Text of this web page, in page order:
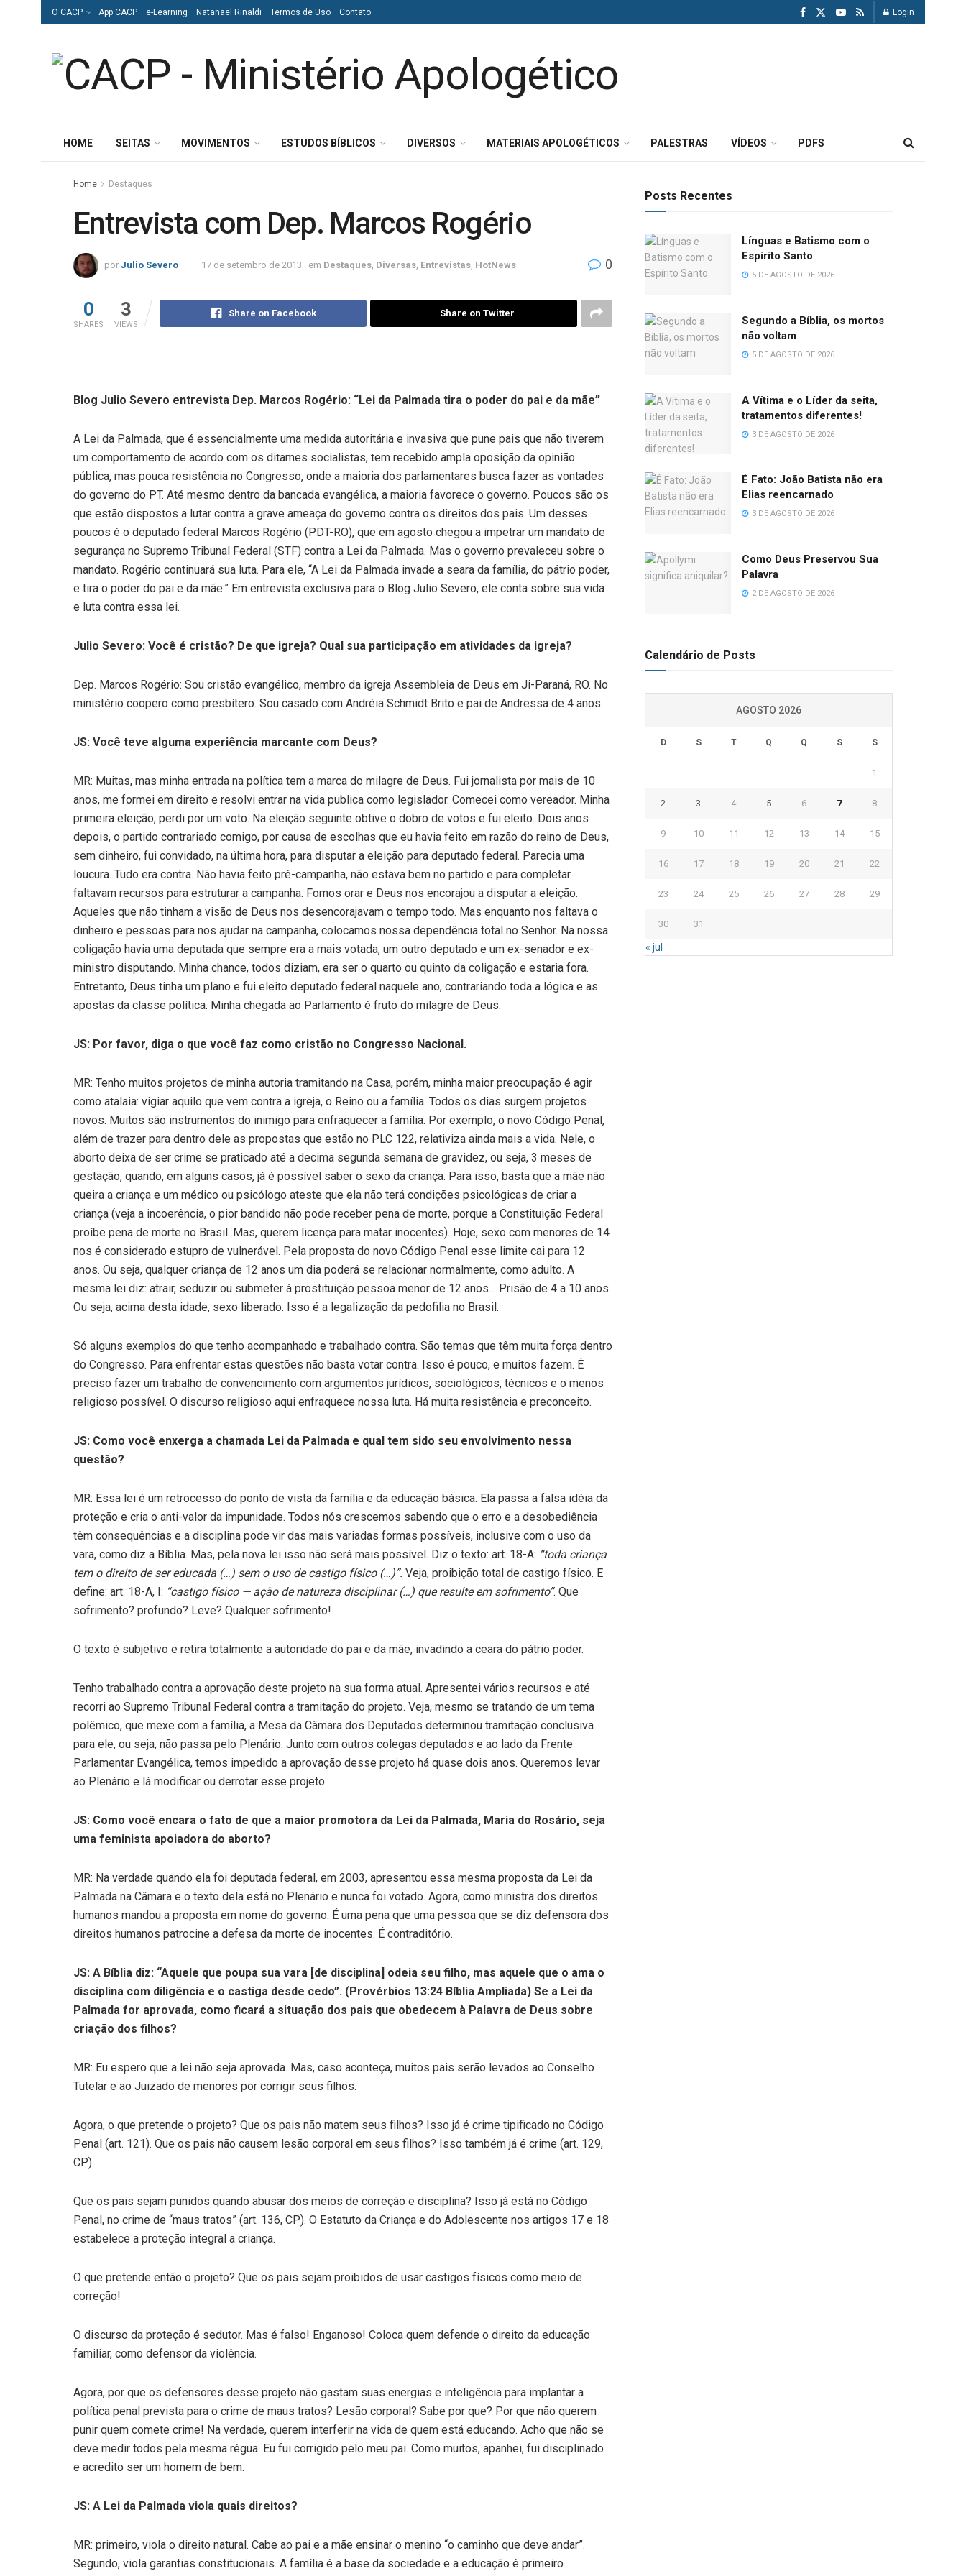
O CACP App CACP e-Learning Natanael Rinaldi Termos de Uso Contato Login
HOME SEITAS MOVIMENTOS ESTUDOS BÍBLICOS DIVERSOS MATERIAIS APOLOGÉTICOS PALESTRAS VÍDEOS PDFS
Home Destaques
Entrevista com Dep. Marcos Rogério
por Julio Severo 17 de setembro de 2013 em Destaques Diversas Entrevistas HotNews 0
0
SHARES
3
VIEWS
Share on Facebook Share on Twitter
Blog Julio Severo entrevista Dep. Marcos Rogério: “Lei da Palmada tira o poder do pai e da mãe”
A Lei da Palmada, que é essencialmente uma medida autoritária e invasiva que pune pais que não tiverem
um comportamento de acordo com os ditames socialistas, tem recebido ampla oposição da opinião
pública, mas pouca resistência no Congresso, onde a maioria dos parlamentares busca fazer as vontades
do governo do PT. Até mesmo dentro da bancada evangélica, a maioria favorece o governo. Poucos são os
que estão dispostos a lutar contra a grave ameaça do governo contra os direitos dos pais. Um desses
poucos é o deputado federal Marcos Rogério (PDT-RO), que em agosto chegou a impetrar um mandato de
segurança no Supremo Tribunal Federal (STF) contra a Lei da Palmada. Mas o governo prevaleceu sobre o
mandato. Rogério continuará sua luta. Para ele, “A Lei da Palmada invade a seara da família, do pátrio poder,
e tira o poder do pai e da mãe.” Em entrevista exclusiva para o Blog Julio Severo, ele conta sobre sua vida
e luta contra essa lei.
Julio Severo: Você é cristão? De que igreja? Qual sua participação em atividades da igreja?
Dep. Marcos Rogério: Sou cristão evangélico, membro da igreja Assembleia de Deus em Ji-Paraná, RO. No
ministério coopero como presbítero. Sou casado com Andréia Schmidt Brito e pai de Andressa de 4 anos.
JS: Você teve alguma experiência marcante com Deus?
MR: Muitas, mas minha entrada na política tem a marca do milagre de Deus. Fui jornalista por mais de 10
anos, me formei em direito e resolvi entrar na vida publica como legislador. Comecei como vereador. Minha
primeira eleição, perdi por um voto. Na eleição seguinte obtive o dobro de votos e fui eleito. Dois anos
depois, o partido contrariado comigo, por causa de escolhas que eu havia feito em razão do reino de Deus,
sem dinheiro, fui convidado, na última hora, para disputar a eleição para deputado federal. Parecia uma
loucura. Tudo era contra. Não havia feito pré-campanha, não estava bem no partido e para completar
faltavam recursos para estruturar a campanha. Fomos orar e Deus nos encorajou a disputar a eleição.
Aqueles que não tinham a visão de Deus nos desencorajavam o tempo todo. Mas enquanto nos faltava o
dinheiro e pessoas para nos ajudar na campanha, colocamos nossa dependência total no Senhor. Na nossa
coligação havia uma deputada que sempre era a mais votada, um outro deputado e um ex-senador e ex-
ministro disputando. Minha chance, todos diziam, era ser o quarto ou quinto da coligação e estaria fora.
Entretanto, Deus tinha um plano e fui eleito deputado federal naquele ano, contrariando toda a lógica e as
apostas da classe política. Minha chegada ao Parlamento é fruto do milagre de Deus.
JS: Por favor, diga o que você faz como cristão no Congresso Nacional.
MR: Tenho muitos projetos de minha autoria tramitando na Casa, porém, minha maior preocupação é agir
como atalaia: vigiar aquilo que vem contra a igreja, o Reino ou a família. Todos os dias surgem projetos
novos. Muitos são instrumentos do inimigo para enfraquecer a família. Por exemplo, o novo Código Penal,
além de trazer para dentro dele as propostas que estão no PLC 122, relativiza ainda mais a vida. Nele, o
aborto deixa de ser crime se praticado até a decima segunda semana de gravidez, ou seja, 3 meses de
gestação, quando, em alguns casos, já é possível saber o sexo da criança. Para isso, basta que a mãe não
queira a criança e um médico ou psicólogo ateste que ela não terá condições psicológicas de criar a
criança (veja a incoerência, o pior bandido não pode receber pena de morte, porque a Constituição Federal
proíbe pena de morte no Brasil. Mas, querem licença para matar inocentes). Hoje, sexo com menores de 14
nos é considerado estupro de vulnerável. Pela proposta do novo Código Penal esse limite cai para 12
anos. Ou seja, qualquer criança de 12 anos um dia poderá se relacionar normalmente, como adulto. A
mesma lei diz: atrair, seduzir ou submeter à prostituição pessoa menor de 12 anos… Prisão de 4 a 10 anos.
Ou seja, acima desta idade, sexo liberado. Isso é a legalização da pedofilia no Brasil.
Só alguns exemplos do que tenho acompanhado e trabalhado contra. São temas que têm muita força dentro
do Congresso. Para enfrentar estas questões não basta votar contra. Isso é pouco, e muitos fazem. É
preciso fazer um trabalho de convencimento com argumentos jurídicos, sociológicos, técnicos e o menos
religioso possível. O discurso religioso aqui enfraquece nossa luta. Há muita resistência e preconceito.
JS: Como você enxerga a chamada Lei da Palmada e qual tem sido seu envolvimento nessa
questão?
MR: Essa lei é um retrocesso do ponto de vista da família e da educação básica. Ela passa a falsa idéia da
proteção e cria o anti-valor da impunidade. Todos nós crescemos sabendo que o erro e a desobediência
têm consequências e a disciplina pode vir das mais variadas formas possíveis, inclusive com o uso da
vara, como diz a Bíblia. Mas, pela nova lei isso não será mais possível. Diz o texto: art. 18-A: “toda criança
tem o direito de ser educada (…) sem o uso de castigo físico (…)”. Veja, proibição total de castigo físico. E
define: art. 18-A, I: “castigo físico — ação de natureza disciplinar (…) que resulte em sofrimento”. Que
sofrimento? profundo? Leve? Qualquer sofrimento!
O texto é subjetivo e retira totalmente a autoridade do pai e da mãe, invadindo a ceara do pátrio poder.
Tenho trabalhado contra a aprovação deste projeto na sua forma atual. Apresentei vários recursos e até
recorri ao Supremo Tribunal Federal contra a tramitação do projeto. Veja, mesmo se tratando de um tema
polêmico, que mexe com a família, a Mesa da Câmara dos Deputados determinou tramitação conclusiva
para ele, ou seja, não passa pelo Plenário. Junto com outros colegas deputados e ao lado da Frente
Parlamentar Evangélica, temos impedido a aprovação desse projeto há quase dois anos. Queremos levar
ao Plenário e lá modificar ou derrotar esse projeto.
JS: Como você encara o fato de que a maior promotora da Lei da Palmada, Maria do Rosário, seja
uma feminista apoiadora do aborto?
MR: Na verdade quando ela foi deputada federal, em 2003, apresentou essa mesma proposta da Lei da
Palmada na Câmara e o texto dela está no Plenário e nunca foi votado. Agora, como ministra dos direitos
humanos mandou a proposta em nome do governo. É uma pena que uma pessoa que se diz defensora dos
direitos humanos patrocine a defesa da morte de inocentes. É contraditório.
JS: A Bíblia diz: “Aquele que poupa sua vara [de disciplina] odeia seu filho, mas aquele que o ama o
disciplina com diligência e o castiga desde cedo”. (Provérbios 13:24 Bíblia Ampliada) Se a Lei da
Palmada for aprovada, como ficará a situação dos pais que obedecem à Palavra de Deus sobre
criação dos filhos?
MR: Eu espero que a lei não seja aprovada. Mas, caso aconteça, muitos pais serão levados ao Conselho
Tutelar e ao Juizado de menores por corrigir seus filhos.
Agora, o que pretende o projeto? Que os pais não matem seus filhos? Isso já é crime tipificado no Código
Penal (art. 121). Que os pais não causem lesão corporal em seus filhos? Isso também já é crime (art. 129,
CP).
Que os pais sejam punidos quando abusar dos meios de correção e disciplina? Isso já está no Código
Penal, no crime de “maus tratos” (art. 136, CP). O Estatuto da Criança e do Adolescente nos artigos 17 e 18
estabelece a proteção integral a criança.
O que pretende então o projeto? Que os pais sejam proibidos de usar castigos físicos como meio de
correção!
O discurso da proteção é sedutor. Mas é falso! Enganoso! Coloca quem defende o direito da educação
familiar, como defensor da violência.
Agora, por que os defensores desse projeto não gastam suas energias e inteligência para implantar a
política penal prevista para o crime de maus tratos? Lesão corporal? Sabe por que? Por que não querem
punir quem comete crime! Na verdade, querem interferir na vida de quem está educando. Acho que não se
deve medir todos pela mesma régua. Eu fui corrigido pelo meu pai. Como muitos, apanhei, fui disciplinado
e acredito ser um homem de bem.
JS: A Lei da Palmada viola quais direitos?
MR: primeiro, viola o direito natural. Cabe ao pai e a mãe ensinar o menino “o caminho que deve andar”.
Segundo, viola garantias constitucionais. A família é a base da sociedade e a educação é primeiro
Posts Recentes
Línguas e Batismo com o
Espírito Santo
5 DE AGOSTO DE 2026
Segundo a Bíblia, os mortos
não voltam
5 DE AGOSTO DE 2026
A Vítima e o Líder da seita,
tratamentos diferentes!
3 DE AGOSTO DE 2026
É Fato: João Batista não era
Elias reencarnado
3 DE AGOSTO DE 2026
Como Deus Preservou Sua
Palavra
2 DE AGOSTO DE 2026
Calendário de Posts
AGOSTO 2026
D S T Q Q S S
1
2 3 4 5 6 7 8
9 10 11 12 13 14 15
16 17 18 19 20 21 22
23 24 25 26 27 28 29
30 31
« jul